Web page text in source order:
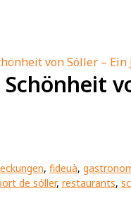
von Sóller –
, fideuà,
de sóller, restaurants,